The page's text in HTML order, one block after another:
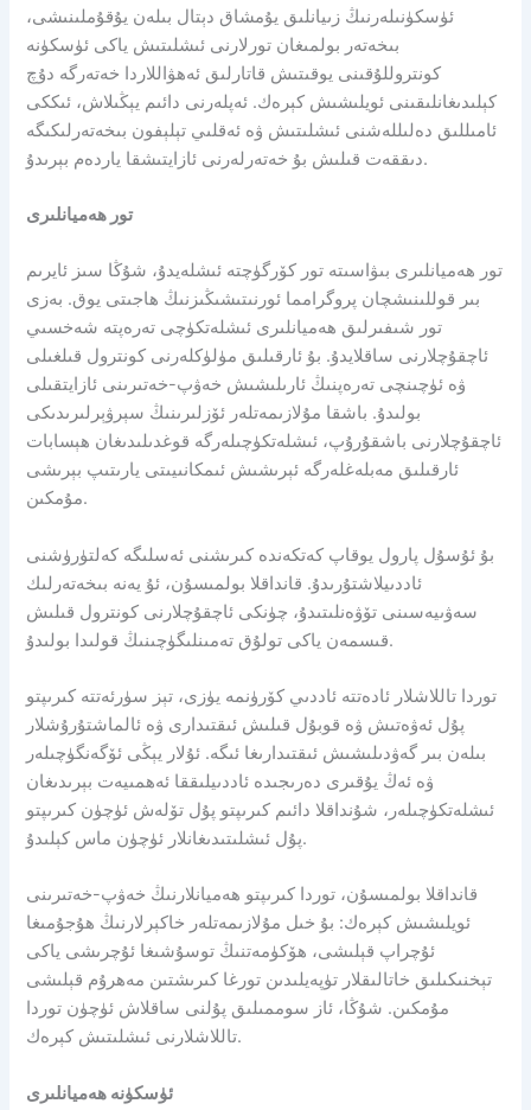
ئۈسكۈنىلەرنىڭ زىيانلىق يۇمشاق دېتال بىلەن يۇقۇملىنىشى،
بىخەتەر بولمىغان تورلارنى ئىشلىتىش ياكى ئۈسكۈنە
كونتروللۇقىنى يوقىتىش قاتارلىق ئەھۋاللاردا خەتەرگە دۇچ
كېلىدىغانلىقىنى ئويلىشىش كېرەك. ئەپلەرنى دائىم يېڭىلاش، ئىككى
ئامىللىق دەلىللەشنى ئىشلىتىش ۋە ئەقلىي تېلېفون بىخەتەرلىكىگە
دىققەت قىلىش بۇ خەتەرلەرنى ئازايتىشقا ياردەم بېرىدۇ.
تور ھەميانلىرى
تور ھەميانلىرى بىۋاسىتە تور كۆرگۈچتە ئىشلەيدۇ، شۇڭا سىز ئايرىم
بىر قوللىنىشچان پروگرامما ئورنىتىشىڭىزنىڭ ھاجىتى يوق. بەزى
تور شىفىرلىق ھەميانلىرى ئىشلەتكۈچى تەرەپتە شەخسىي
ئاچقۇچلارنى ساقلايدۇ. بۇ ئارقىلىق مۈلۈكلەرنى كونترول قىلغىلى
ۋە ئۈچىنچى تەرەپنىڭ ئارىلىشىش خەۋپ-خەتىرىنى ئازايتقىلى
بولىدۇ. باشقا مۇلازىمەتلەر ئۆزلىرىنىڭ سېرۋېرلىرىدىكى
ئاچقۇچلارنى باشقۇرۇپ، ئىشلەتكۈچىلەرگە قوغدىلىدىغان ھېسابات
ئارقىلىق مەبلەغلەرگە ئېرىشىش ئىمكانىيىتى يارىتىپ بېرىشى
مۇمكىن.
بۇ ئۇسۇل پارول يوقاپ كەتكەندە كىرىشنى ئەسلىگە كەلتۈرۈشنى
ئاددىيلاشتۇرىدۇ. قانداقلا بولمىسۇن، ئۇ يەنە بىخەتەرلىك
سەۋىيەسىنى تۆۋەنلىتىدۇ، چۈنكى ئاچقۇچلارنى كونترول قىلىش
قىسمەن ياكى تولۇق تەمىنلىگۈچىنىڭ قولىدا بولىدۇ.
توردا تاللاشلار ئادەتتە ئاددىي كۆرۈنمە يۈزى، تېز سۈرئەتتە كىرىپتو
پۇل ئەۋەتىش ۋە قوبۇل قىلىش ئىقتىدارى ۋە ئالماشتۇرۇشلار
بىلەن بىر گەۋدىلىشىش ئىقتىدارىغا ئىگە. ئۇلار يېڭى ئۆگەنگۈچىلەر
ۋە ئەڭ يۇقىرى دەرىجىدە ئاددىيلىققا ئەھمىيەت بېرىدىغان
ئىشلەتكۈچىلەر، شۇنداقلا دائىم كىرىپتو پۇل تۆلەش ئۈچۈن كىرىپتو
پۇل ئىشلىتىدىغانلار ئۈچۈن ماس كېلىدۇ.
قانداقلا بولمىسۇن، توردا كىرىپتو ھەميانلارنىڭ خەۋپ-خەتىرىنى
ئويلىشىش كېرەك: بۇ خىل مۇلازىمەتلەر خاكېرلارنىڭ ھۇجۇمىغا
ئۇچراپ قېلىشى، ھۆكۈمەتنىڭ توسۇشىغا ئۇچرىشى ياكى
تېخنىكىلىق خاتالىقلار تۈپەيلىدىن تورغا كىرىشتىن مەھرۇم قېلىشى
مۇمكىن. شۇڭا، ئاز سوممىلىق پۇلنى ساقلاش ئۈچۈن توردا
تاللاشلارنى ئىشلىتىش كېرەك.
ئۈسكۈنە ھەميانلىرى